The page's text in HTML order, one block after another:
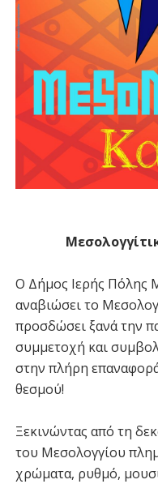
Ο Δήμος Ιερής Πόλης
αναβιώσει το
προσδώσει ξανά την
συμμετοχή και
στην πλήρη
θεσμού!
Ξεκινώντας από τη
του Μεσολογγίου
χρώματα, ρυθμό,